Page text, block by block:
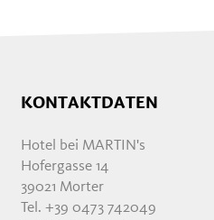
KONTAKTDATEN
Hotel bei MARTIN's
Hofergasse 14
39021 Morter
Tel. +39 0473 742049